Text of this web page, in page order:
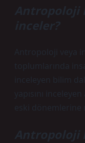
Antropoloji
inceler?
Antropoloji veya
toplumlarında
inceleyen bilim
yapısını
eski dönemlerine
Antropoloji